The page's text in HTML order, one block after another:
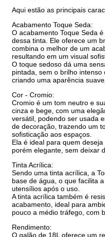
Aqui estão as principais
Acabamento Toque Seda:
O acabamento Toque Seda
dessa tinta. Ele oferece um
combina o melhor de um
resultando em um visual
O toque sedoso dá uma
pintada, sem o brilho
criando uma aparência
Cor - Cromio:
Cromio é um tom neutro e
cinza e bege, com uma
versátil, podendo ser usada
de decoração, trazendo um
sofisticação aos espaços.
Ela é ideal para quem
porém elegante, sem deixar
Tinta Acrílica:
Sendo uma tinta acrílica, a
base de água, o que facilita
utensílios após o uso.
A tinta acrílica também é
acabamento, ideal para
pouco a médio tráfego, com
Rendimento:
O galão de 18L oferece um